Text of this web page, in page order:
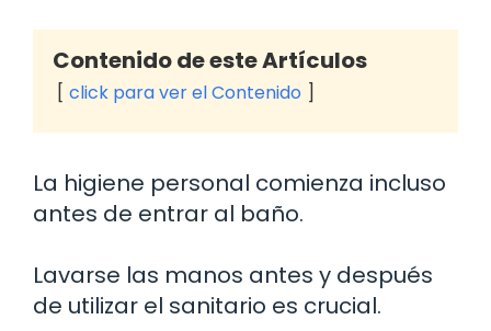
Contenido de este Artículos
click para ver el Contenido
La higiene personal comienza incluso
antes de entrar al baño.
Lavarse las manos antes y después
de utilizar el sanitario es crucial.